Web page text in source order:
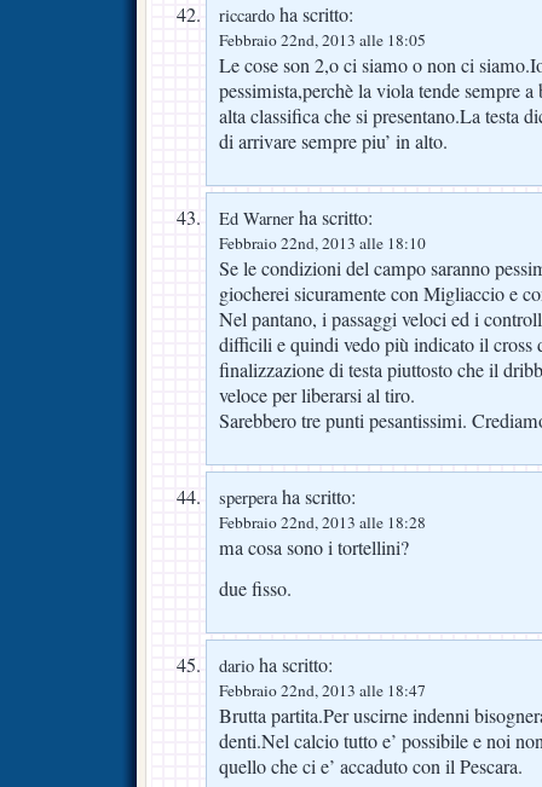
riccardo ha scritto:
Febbraio 22nd, 2013 alle 18:05
Le cose son 2,o ci siamo o non ci
pessimista,perchè la viola tende sempre
alta classifica che si presentano.La testa
di arrivare sempre piu’ in alto.
Ed Warner ha scritto:
Febbraio 22nd, 2013 alle 18:10
Se le condizioni del campo saranno
giocherei sicuramente con Migliaccio e
Nel pantano, i passaggi veloci ed i
difficili e quindi vedo più indicato il cross
finalizzazione di testa piuttosto che il
veloce per liberarsi al tiro.
Sarebbero tre punti pesantissimi.
sperperaha scritto:
Febbraio 22nd, 2013 alle 18:28
ma cosa sono i tortellini?
due fisso.
dario ha scritto:
Febbraio 22nd, 2013 alle 18:47
Brutta partita.Per uscirne indenni
denti.Nel calcio tutto e’ possibile e noi
quello che ci e’ accaduto con il Pescara.